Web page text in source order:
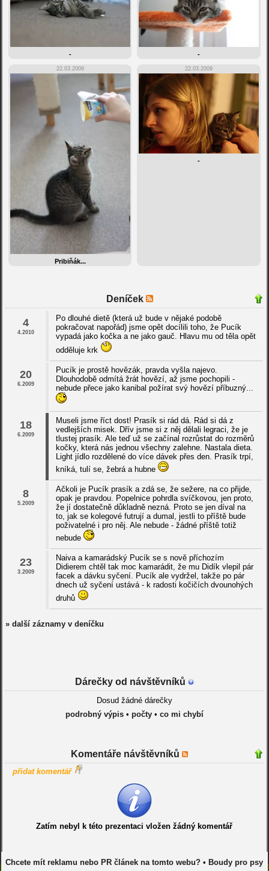
- -
22.03.2009
Pribiňák...
22.03.2009
-
Deníček
4
4.2010
Po dlouhé dietě (která už bude v nějaké podobě
pokračovat napořád) jsme opět docílili toho, že Pucík
vypadá jako kočka a ne jako gauč. Hlavu mu od těla opět
odděluje krk
20
6.2009
Pucík je prostě hovězák, pravda vyšla najevo.
Dlouhodobě odmítá žrát hovězí, až jsme pochopili -
nebude přece jako kanibal požírat svý hovězí příbuzný...
18
6.2009
Museli jsme říct dost! Prasík si rád dá. Rád si dá z
vedlejších misek. Dřív jsme si z něj dělali legraci, že je
tlustej prasík. Ale teď už se začínal rozrůstat do rozměrů
kočky, která nás jednou všechny zalehne. Nastala dieta.
Light jídlo rozdělené do více dávek přes den. Prasík trpí,
kníká, tulí se, žebrá a hubne
8
5.2009
Ačkoli je Pucík prasík a zdá se, že sežere, na co přijde,
opak je pravdou. Popelnice pohrdla svíčkovou, jen proto,
že jí dostatečně důkladně nezná. Proto se jen díval na
to, jak se kolegové futrují a dumal, jestli to příště bude
poživatelné i pro něj. Ale nebude - žádné příště totiž
nebude
23
3.2009
Naiva a kamarádský Pucík se s nově příchozím
Didierem chtěl tak moc kamarádit, že mu Didík vlepil pár
facek a dávku syčení. Pucík ale vydržel, takže po pár
dnech už syčení ustává - k radosti kočičích dvounohých
druhů
» další záznamy v deníčku
Dárečky od návštěvníků
Dosud žádné dárečky
podrobný výpis• počty• co mi chybí
Komentáře návštěvníků
přidat komentář
Zatím nebyl k této prezentaci vložen žádný komentář
Chcete mít reklamu nebo PR článek na tomto webu? • Boudy pro psy